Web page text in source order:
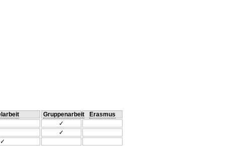
Gruppenarbeit
Erasmus
✓
✓
✓